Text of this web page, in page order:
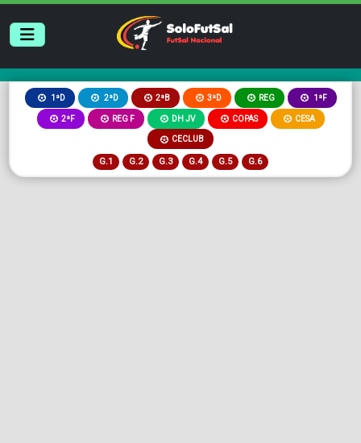
1ªD 2ªD 2ªB 3ªD REG 1ªF
2ªF REG F DH JV COPAS CESA
CECLUB
G.1 G.2 G.3 G.4 G.5 G.6